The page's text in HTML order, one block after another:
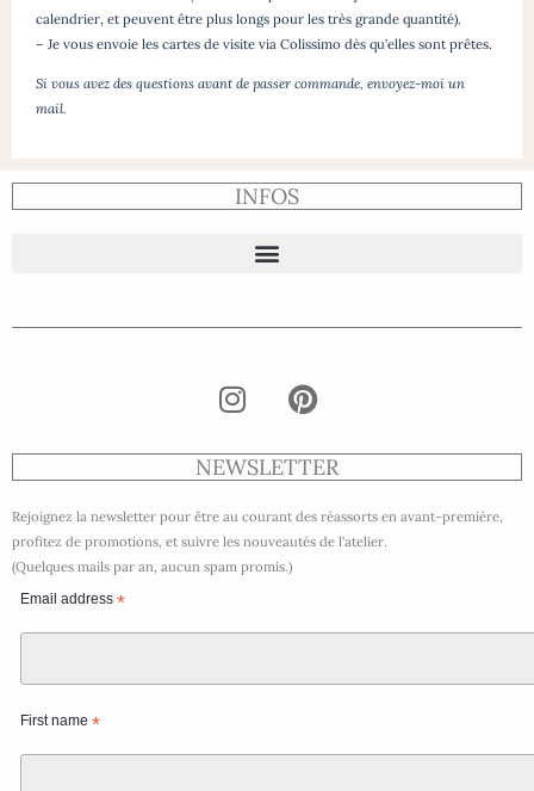
calendrier, et peuvent être plus longs pour les très grande quantité).
– Je vous envoie les cartes de visite via Colissimo dès qu’elles sont prêtes.
Si vous avez des questions avant de passer commande, envoyez-moi un
mail.
INFOS
NEWSLETTER
Rejoignez la newsletter pour être au courant des réassorts en avant-première,
profitez de promotions, et suivre les nouveautés de l’atelier.
(Quelques mails par an, aucun spam promis.)
Email address *
First name *